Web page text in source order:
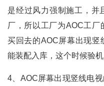
是经过风力强制施工，并
厂，所以工厂为AOC工厂
买回去的AOC屏幕出现竖
能装配入库，这个时候验
4、AOC屏幕出现竖线电